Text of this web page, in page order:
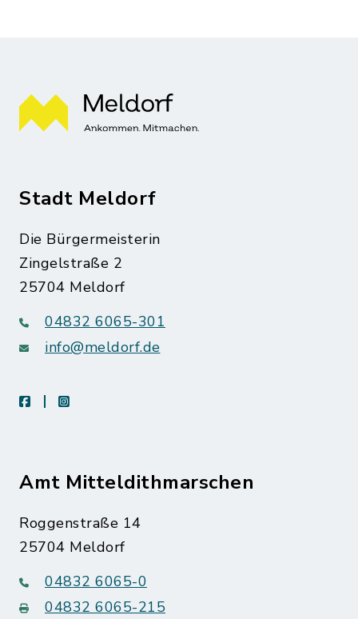
Stadt Meldorf
Die Bürgermeisterin
Zingelstraße 2
25704 Meldorf
04832 6065-301
info@meldorf.de
facebookinstagram
Amt Mitteldithmarschen
Roggenstraße 14
25704 Meldorf
04832 6065-0
04832 6065-215